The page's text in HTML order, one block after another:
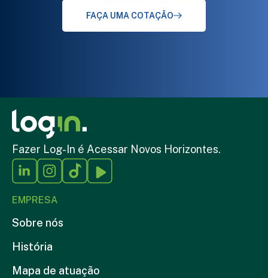
FAÇA UMA COTAÇÃO
Fazer Log-In é Acessar Novos Horizontes.
EMPRESA
Sobre nós
História
Mapa de atuação